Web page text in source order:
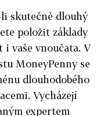
skutečně dlouhý
položit základy
i vaše vnoučata. V
MoneyPenny se
dlouhodobého
Vycházejí
expertem